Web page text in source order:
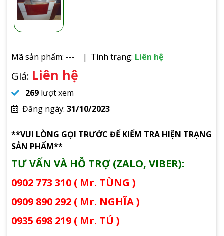
Mã sản phẩm: --- Tình trạng: Liên hệ
Giá: Liên hệ
269 lượt xem
Đăng ngày: 31/10/2023
**VUI LÒNG GỌI TRƯỚC ĐỂ KIỂM TRA HIỆN TRẠNG
SẢN PHẨM**
TƯ VẤN VÀ HỖ TRỢ (ZALO, VIBER):
0902 773 310 ( Mr. TÙNG )
0909 890 292 ( Mr. NGHĨA )
0935 698 219 ( Mr. TÚ )